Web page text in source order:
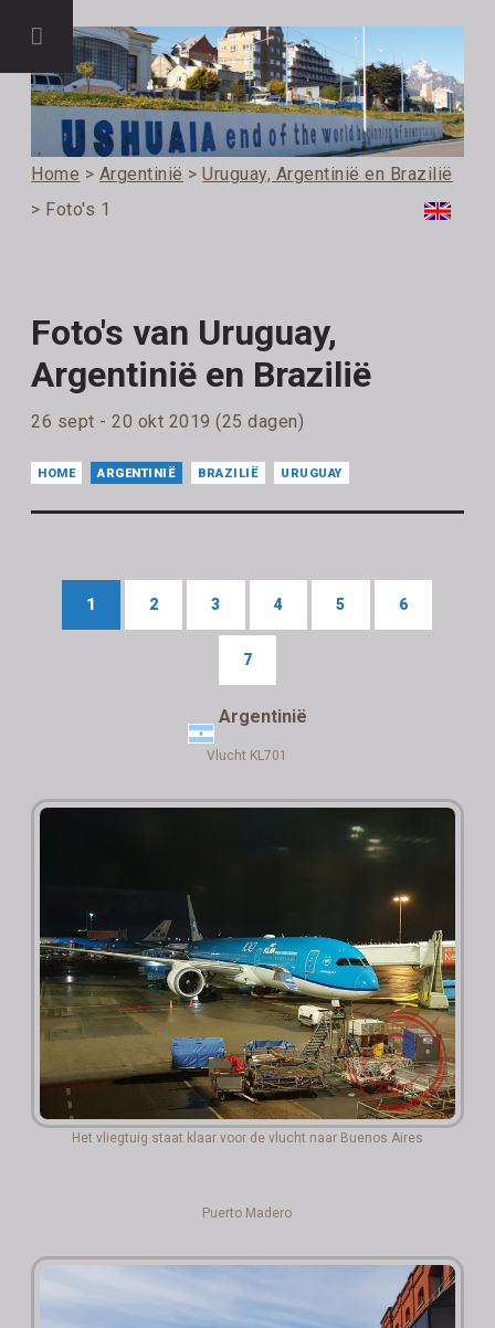
Home > Argentinië >Uruguay, Argentinië en Brazilië
> Foto's 1
Foto's van Uruguay,
Argentinië en Brazilië
26 sept - 20 okt 2019 (25 dagen)
HOME ARGENTINIË BRAZILIË URUGUAY
1 2 3 4 5 6
7
Argentinië
Vlucht KL701
Het vliegtuig staat klaar voor de vlucht naar Buenos Aires
Puerto Madero